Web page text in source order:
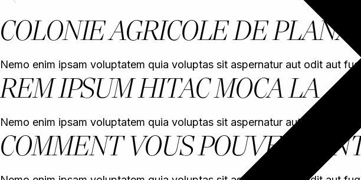
COLONIE AGRICOLE DE
Nemo enim ipsam voluptatem quia voluptas sit aspernatur aut odit aut
REM IPSUM HITAC MOCA LA
Nemo enim ipsam voluptatem quia voluptas sit aspernatur aut odit aut
COMMENT VOUS POUVEZ